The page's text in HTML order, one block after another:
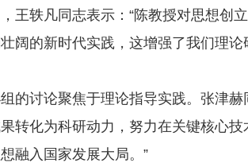
王轶凡同志表示：“陈教授对思想创
阔的新时代实践，这增强了我们理论
的讨论聚焦于理论指导实践。张津
转化为科研动力，努力在关键核心
融入国家发展大局。”